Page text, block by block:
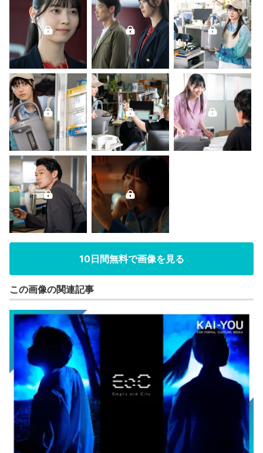
10日間無料で画像を見る
この画像の関連記事